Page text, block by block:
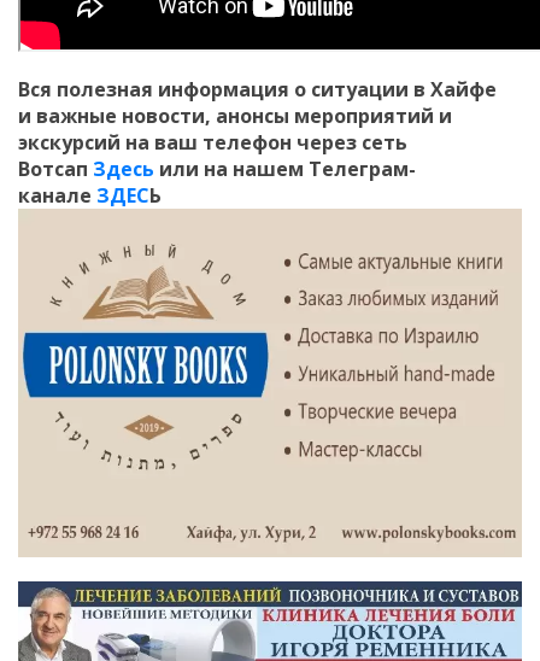
Вся полезная информация о ситуации в Хайфе
и важные новости, анонсы мероприятий и
экскурсий на ваш телефон через сеть
Вотсап Здесь или на нашем Телеграм-
канале ЗДЕСЬ